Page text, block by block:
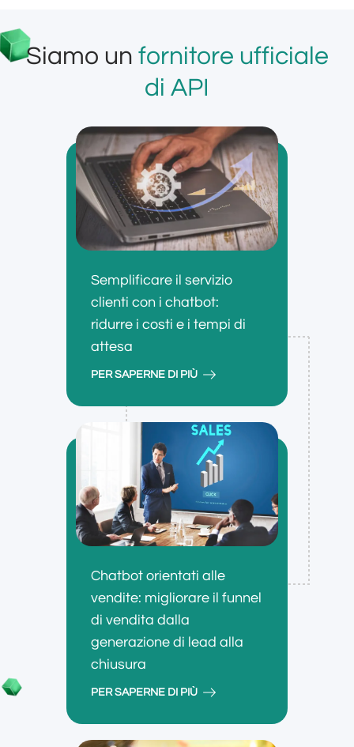
Siamo un fornitore ufficiale
di API
Semplificare il servizio
clienti con i chatbot:
ridurre i costi e i tempi di
attesa
PER SAPERNE DI PIÙ
Chatbot orientati alle
vendite: migliorare il funnel
di vendita dalla
generazione di lead alla
chiusura
PER SAPERNE DI PIÙ